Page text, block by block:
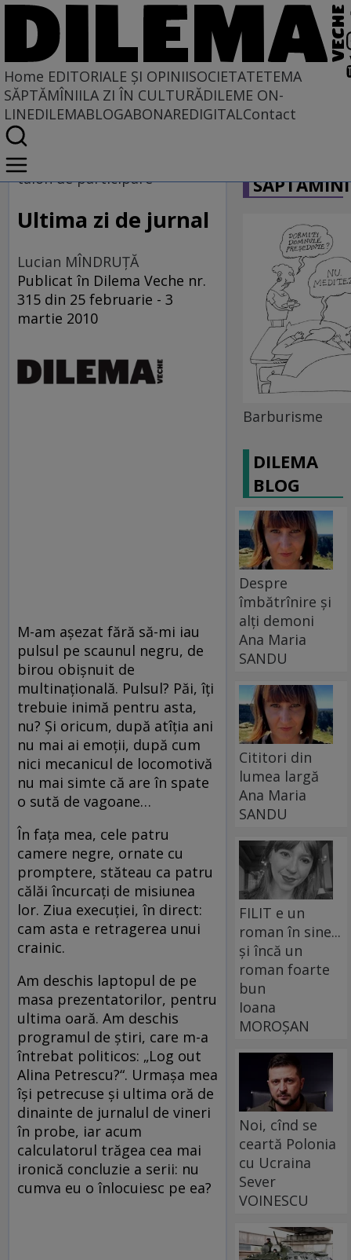
Home EDITORIALE ȘI OPINIISOCIETATETEMA
SĂPTĂMÎNIILA ZI ÎN CULTURĂDILEME ON-
LINEDILEMABLOGABONAREDIGITALContact
Home
EDITORIALE ȘI OPINII
TÎLC SHOW
talon de participare
Ultima zi de jurnal
Lucian MÎNDRUŢĂ
Publicat în Dilema Veche nr.
315 din 25 februarie - 3
martie 2010
M-am aşezat fără să-mi iau
pulsul pe scaunul negru, de
birou obişnuit de
multinaţională. Pulsul? Păi, îţi
trebuie inimă pentru asta,
nu? Şi oricum, după atîţia ani
nu mai ai emoţii, după cum
nici mecanicul de locomotivă
nu mai simte că are în spate
o sută de vagoane…
În faţa mea, cele patru
camere negre, ornate cu
promptere, stăteau ca patru
călăi încurcaţi de misiunea
lor. Ziua execuţiei, în direct:
cam asta e retragerea unui
crainic.
Am deschis laptopul de pe
masa prezentatorilor, pentru
ultima oară. Am deschis
programul de ştiri, care m-a
întrebat politicos: „Log out
Alina Petrescu?“. Urmaşa mea
îşi petrecuse şi ultima oră de
dinainte de jurnalul de vineri
în probe, iar acum
calculatorul trăgea cea mai
ironică concluzie a serii: nu
cumva eu o înlocuiesc pe ea?
Barburisme
DILEMA
BLOG
Despre
îmbătrînire și
alți demoni
Ana Maria
SANDU
Cititori din
lumea largă
Ana Maria
SANDU
FILIT e un
roman în sine...
și încă un
roman foarte
bun
Ioana
MOROȘAN
Noi, cînd se
ceartă Polonia
cu Ucraina
Sever
VOINESCU